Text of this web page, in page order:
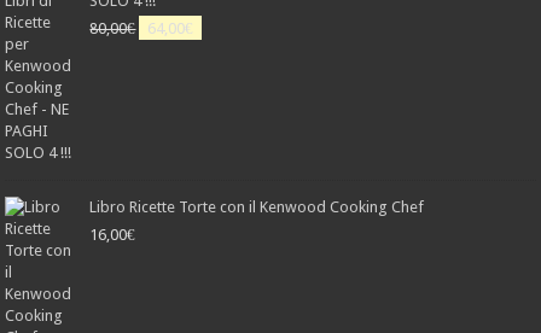
80,00€ 64,00€
Libro Ricette Torte con il Kenwood Cooking Chef
16,00€